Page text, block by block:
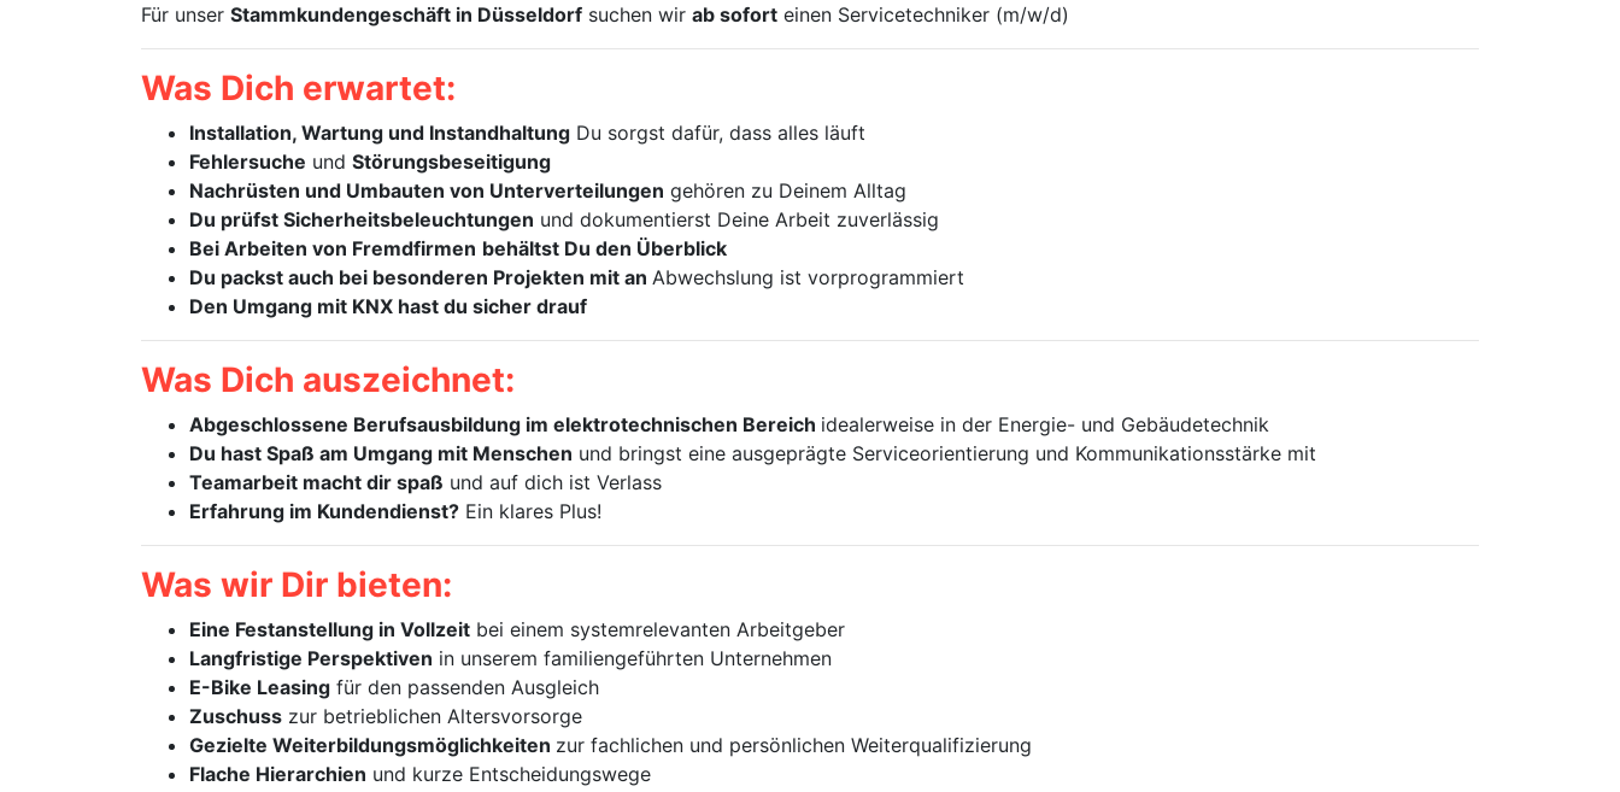
Für unser Stammkundengeschäft in Düsseldorf suchen wir ab sofort einen Servicetechniker (m/w/d)
Was Dich erwartet:
Installation, Wartung und Instandhaltung Du sorgst dafür, dass alles läuft
Fehlersuche und Störungsbeseitigung
Nachrüsten und Umbauten von Unterverteilungen gehören zu Deinem Alltag
Du prüfst Sicherheitsbeleuchtungen und dokumentierst Deine Arbeit zuverlässig
Bei Arbeiten von Fremdfirmen behältst Du den Überblick
Du packst auch bei besonderen Projekten mit an Abwechslung ist vorprogrammiert
Den Umgang mit KNX hast du sicher drauf
Was Dich auszeichnet:
Abgeschlossene Berufsausbildung im elektrotechnischen Bereich idealerweise in der Energie- und Gebäudetechnik
Du hast Spaß am Umgang mit Menschen und bringst eine ausgeprägte Serviceorientierung und Kommunikationsstärke mit
Teamarbeit macht dir spaß und auf dich ist Verlass
Erfahrung im Kundendienst? Ein klares Plus!
Was wir Dir bieten:
Eine Festanstellung in Vollzeit bei einem systemrelevanten Arbeitgeber
Langfristige Perspektiven in unserem familiengeführten Unternehmen
E-Bike Leasing für den passenden Ausgleich
Zuschuss zur betrieblichen Altersvorsorge
Gezielte Weiterbildungsmöglichkeiten zur fachlichen und persönlichen Weiterqualifizierung
Flache Hierarchien und kurze Entscheidungswege